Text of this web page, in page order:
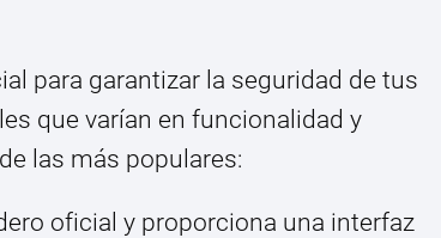
para garantizar la seguridad de tus
que varían en funcionalidad y
las más populares:
oficial y proporciona una interfaz